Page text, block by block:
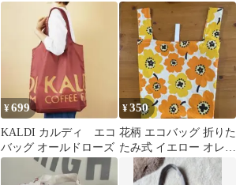
ブル エコバッグ 花柄
¥699
KALDI カルディ エコ
バッグ オールドローズ
¥350
花柄 エコバッグ 折りた
たみ式 イエロー オレン